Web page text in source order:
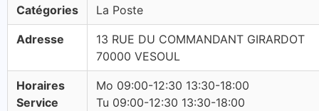
Catégories La Poste
Adresse
13 RUE DU COMMANDANT GIRARDOT
70000 VESOUL
Horaires
Service
Mo 09:00-12:30 13:30-18:00
Tu 09:00-12:30 13:30-18:00